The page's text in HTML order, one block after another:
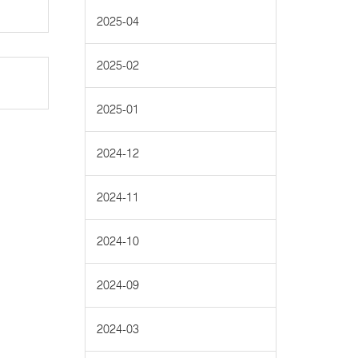
2025-04
2025-02
2025-01
2024-12
2024-11
2024-10
2024-09
2024-03